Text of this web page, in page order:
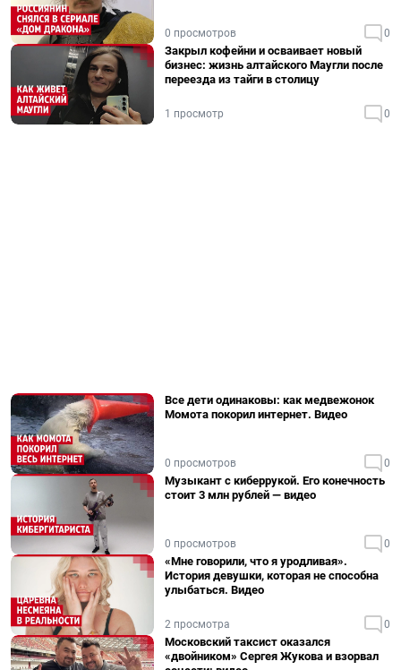
0 просмотров 0
Закрыл кофейни и осваивает новый
бизнес: жизнь алтайского Маугли после
переезда из тайги в столицу
1 просмотр 0
Все дети одинаковы: как медвежонок
Момота покорил интернет. Видео
0 просмотров 0
Музыкант с киберрукой. Его конечность
стоит 3 млн рублей — видео
0 просмотров 0
«Мне говорили, что я уродливая».
История девушки, которая не способна
улыбаться. Видео
2 просмотра 0
Московский таксист оказался
«двойником» Сергея Жукова и взорвал